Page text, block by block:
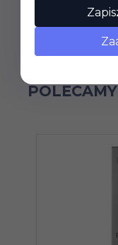
POLECAMY